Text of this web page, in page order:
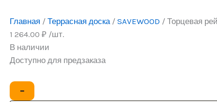
Главная / Террасная доска/ SAVEWOOD / Торцевая
1 264.00 ₽ /шт.
В наличии
Доступно для предзаказа
−
Количество
товара